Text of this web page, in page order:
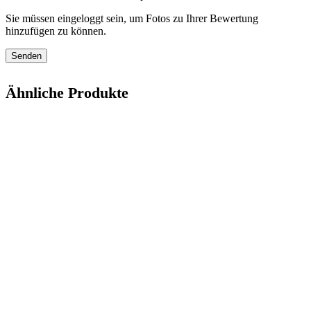
Sie müssen eingeloggt sein, um Fotos zu Ihrer Bewertung
hinzufügen zu können.
Ähnliche Produkte